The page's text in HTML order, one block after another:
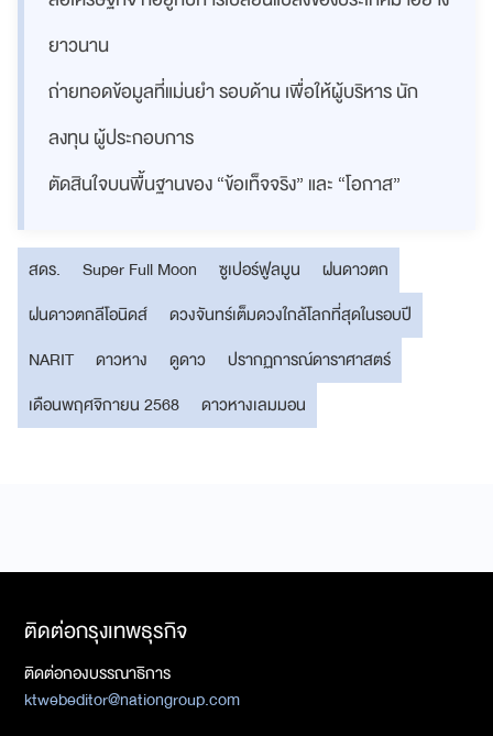
ยาวนาน
ถ่ายทอดข้อมูลที่แม่นยำ รอบด้าน เพื่อให้ผู้บริหาร นัก
ลงทุน ผู้ประกอบการ
ตัดสินใจบนพื้นฐานของ “ข้อเท็จจริง” และ “โอกาส”
สดร. Super Full Moon ซูเปอร์ฟูลมูน
ฝนดาวตก
ฝนดาวตกลีโอนิดส์
ดวงจันทร์เต็มดวงใกล้โลกที่สุดในรอบปี
NARIT
ดาวหาง ดูดาว
ปรากฏการณ์ดาราศาสตร์
เดือนพฤศจิกายน 2568
ดาวหางเลมมอน
ติดต่อกรุงเทพธุรกิจ
ติดต่อกองบรรณาธิการ
ktwebeditor@nationgroup.com